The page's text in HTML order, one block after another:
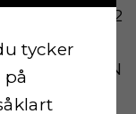
AJOK0902
KARLSSON
tycker
på